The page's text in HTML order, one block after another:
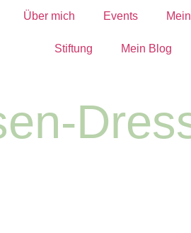
Über mich Events
Stiftung Mein Blog